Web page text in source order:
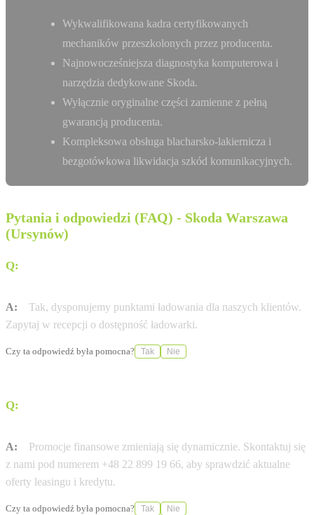
Wykwalifikowana kadra certyfikowanych
mechaników przeszkolonych przez producenta.
Najnowocześniejsza diagnostyka komputerowa i
narzędzia dedykowane Skoda.
Wyłącznie oryginalne części zamienne z pełną
gwarancją producenta.
Kompleksowa obsługa blacharsko-lakiernicza i
bezgotówkowa likwidacja szkód komunikacyjnych.
Pytania i odpowiedzi (FAQ) - Skoda Warszawa
(Ursynów)
Q:
A:
Tak, dysponujemy punktami ładowania dla naszych klientów.
Zapytaj w recepcji o dostępność ładowarki.
Czy ta odpowiedź była pomocna? Tak Nie
Q:
A:
Promocje finansowe zmieniają się dynamicznie. Skontaktuj się
z nami pod numerem +48 22 899 19 66, aby sprawdzić aktualne
oferty leasingu i kredytu.
Czy ta odpowiedź była pomocna? Tak Nie